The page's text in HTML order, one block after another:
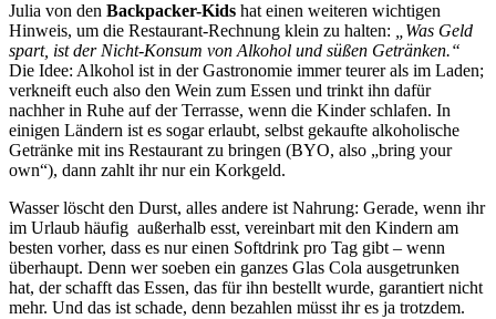
Julia von den Backpacker-Kids hat einen weiteren wichtigen
Hinweis, um die Restaurant-Rechnung klein zu halten:
„Was Geld
spart, ist der Nicht-Konsum von Alkohol und süßen Getränken.“
Die Idee: Alkohol ist in der Gastronomie immer teurer als im Laden;
verkneift euch also den Wein zum Essen und trinkt ihn dafür
nachher in Ruhe auf der Terrasse, wenn die Kinder schlafen. In
einigen Ländern ist es sogar erlaubt, selbst gekaufte alkoholische
Getränke mit ins Restaurant zu bringen (BYO, also „bring your
own“), dann zahlt ihr nur ein Korkgeld.
Wasser löscht den Durst, alles andere ist Nahrung: Gerade, wenn ihr
im Urlaub häufig außerhalb esst, vereinbart mit den Kindern am
besten vorher, dass es nur einen Softdrink pro Tag gibt – wenn
überhaupt. Denn wer soeben ein ganzes Glas Cola ausgetrunken
hat, der schafft das Essen, das für ihn bestellt wurde, garantiert nicht
mehr. Und das ist schade, denn bezahlen müsst ihr es ja trotzdem.